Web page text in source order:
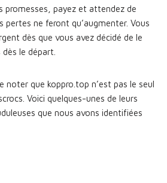
promesses, payez et attendez de
pertes ne feront qu’augmenter. Vous
dès que vous avez décidé de le
le départ.
noter que koppro.top n’est pas le seul
Voici quelques-unes de leurs
que nous avons identifiées